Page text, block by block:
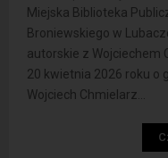
Miejska Biblioteka
Broniewskiego w
autorskie z Wojciechem
20 kwietnia 2026 roku o
Wojciech Chmielarz...